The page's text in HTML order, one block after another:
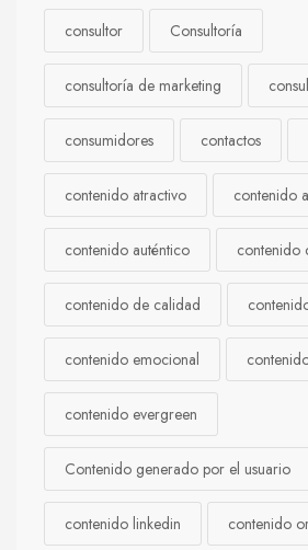
consultor Consultoría
consultoría de marketing
consumidores contactos
contenido atractivo contenido
contenido auténtico contenido
contenido de calidad
contenido emocional
contenido evergreen
Contenido generado por el usuario
contenido linkedin contenido